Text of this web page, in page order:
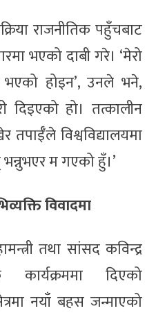
राजनीतिक पहुँचबाट
भएको दाबी गरे। ‘मेरो
भएको होइन’, उनले भने,
दिइएको हो। तत्कालीन
तपाईँले विश्वविद्यालयमा
म गएको हुँ।’
विवादमा
तथा सांसद कविन्द्र
कार्यक्रममा दिएको
नयाँ बहस जन्माएको